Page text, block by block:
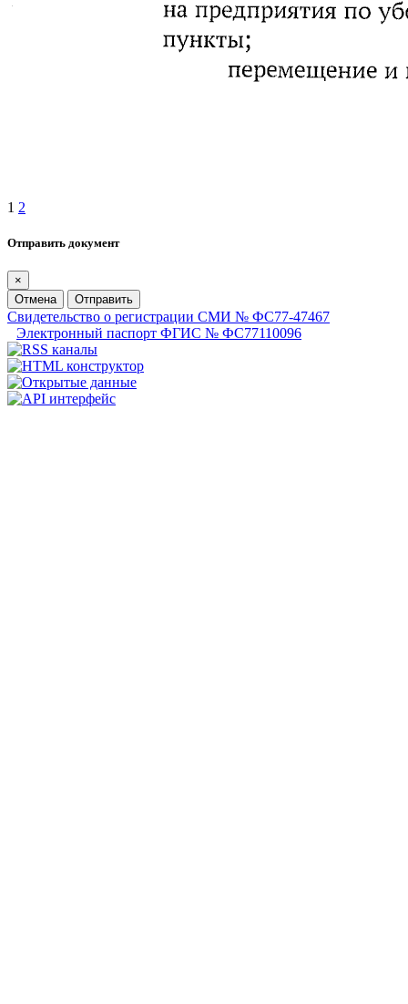
1 2
Отправить документ
×
Отмена
Отправить
Свидетельство о регистрации СМИ № ФС77-47467
Электронный паспорт ФГИС № ФС77110096